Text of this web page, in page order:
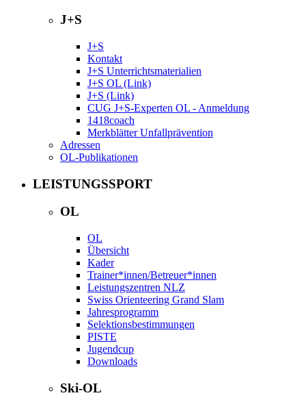
J+S
J+S
Kontakt
J+S Unterrichtsmaterialien
J+S OL (Link)
J+S (Link)
CUG J+S-Experten OL - Anmeldung
1418coach
Merkblätter Unfallprävention
Adressen
OL-Publikationen
LEISTUNGSSPORT
OL
OL
Übersicht
Kader
Trainer*innen/Betreuer*innen
Leistungszentren NLZ
Swiss Orienteering Grand Slam
Jahresprogramm
Selektionsbestimmungen
PISTE
Jugendcup
Downloads
Ski-OL